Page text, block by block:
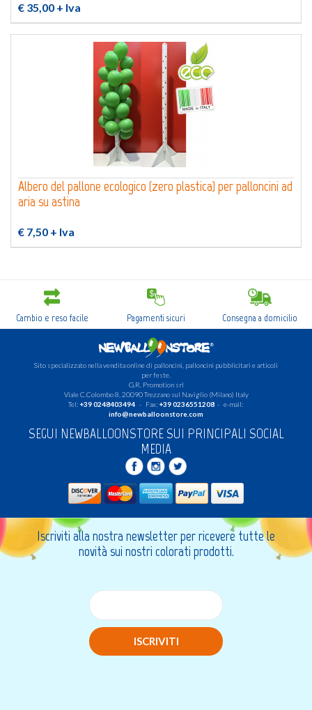
€ 35,00 + Iva
Albero del pallone ecologico (zero plastica) per palloncini ad
aria su astina
€ 7,50 + Iva
Cambio e reso facile Pagamenti sicuri Consegna a domicilio
Sito specializzato nella vendita online di palloncini, palloncini pubblicitari e articoli
per feste.
G.R. Promotion srl
Viale C.Colombo 8, 20090 Trezzano sul Naviglio (Milano) Italy
Tel:+39 0248403494- Fax:+39 0236551208- e-mail:
info@newballoonstore.com
SEGUI NEWBALLOONSTORE SUI PRINCIPALI SOCIAL
MEDIA
Iscriviti alla nostra newsletter per ricevere tutte le
novità sui nostri colorati prodotti.
ISCRIVITI